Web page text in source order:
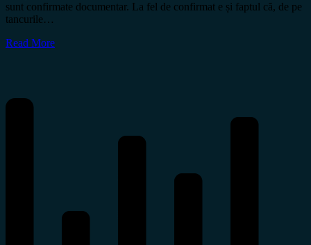
sunt confirmate documentar. La fel de confirmat e și faptul că, de pe
tancurile…
Read More